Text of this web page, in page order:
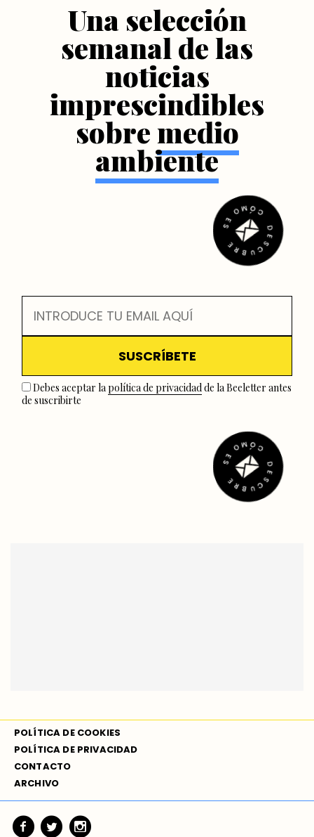
Una selección
semanal de las
noticias
imprescindibles
sobremedio
ambiente
Debes aceptar lapolítica de privacidadde la Beeletter antes
de suscribirte
POLÍTICA DE COOKIES
POLÍTICA DE PRIVACIDAD
CONTACTO
ARCHIVO